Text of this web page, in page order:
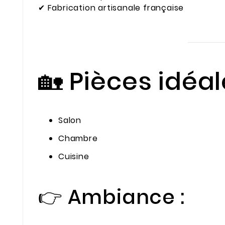
✔ Fabrication artisanale française
🏡 Pièces
Salon
Chambre
Cuisine
👉 Ambiance :